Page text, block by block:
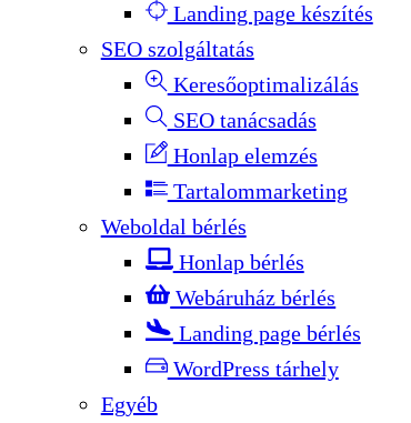
Landing page készítés
SEO szolgáltatás
Keresőoptimalizálás
SEO tanácsadás
Honlap elemzés
Tartalommarketing
Weboldal bérlés
Honlap bérlés
Webáruház bérlés
Landing page bérlés
WordPress tárhely
Egyéb